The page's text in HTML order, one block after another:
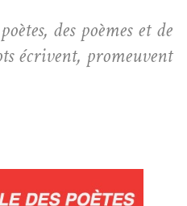
des poèmes et de
écrivent, promeu­vent